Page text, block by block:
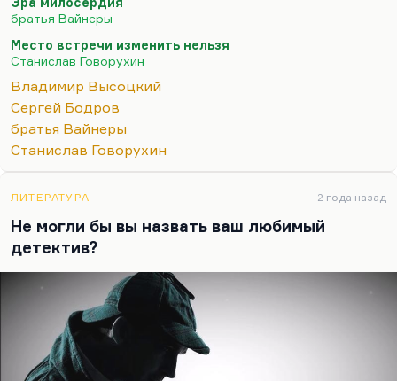
он показан там глазами Шарапова, который
уважает его, но не любит ни секунды. Просто
действительно, Говорухин сыграл — и это только
в плюс ему — довольно нетрадиционную,
довольно неожиданную игру. Он задумал такую
художественную провокацию — сделать человека
с абсолютно тоталитарным сознанием (тоже
типичного силовика) обаятельным, артистичным,
«немножко из…
братья Вайнеры
Место встречи изменить нельзя
Станислав Говорухин
Владимир Высоцкий
Сергей Бодров
братья Вайнеры
Станислав Говорухин
ЛИТЕРАТУРА 2 года назад
Не могли бы вы назвать ваш любимый
детектив?